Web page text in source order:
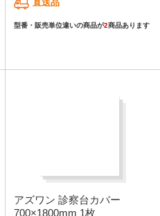
直送品
型番・販売単位違いの商品が2商品あります
アズワン 診察台カバー
700×1800mm 1枚